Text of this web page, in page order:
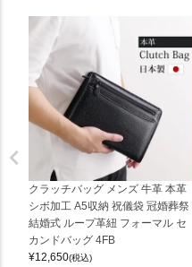
クラッチバッグ メンズ 牛革 本革
シボ加工 A5収納 祝儀袋 冠婚葬祭
結婚式 ループ革紐 フォーマル セ
カンドバッグ 4FB
¥12,650(税込)